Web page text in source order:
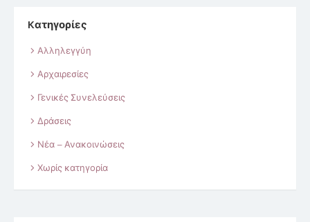
Kατηγορίες
Αλληλεγγύη
Αρχαιρεσίες
Γενικές Συνελεύσεις
Δράσεις
Νέα – Ανακοινώσεις
Χωρίς κατηγορία